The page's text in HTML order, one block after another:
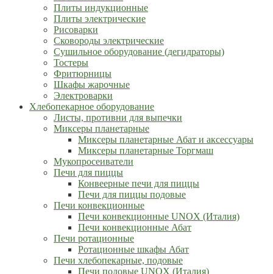
Плиты индукционные
Плиты электрические
Рисоварки
Сковороды электрические
Сушильное оборудование (дегидраторы)
Тостеры
Фритюрницы
Шкафы жарочные
Электроварки
Хлебопекарное оборудование
Листы, противни для выпечки
Миксеры планетарные
Миксеры планетарные Абат и аксессуары
Миксеры планетарные Торгмаш
Мукопросеиватели
Печи для пиццы
Конвеерные печи для пиццы
Печи для пиццы подовые
Печи конвекционные
Печи конвекционные UNOX (Италия)
Печи конвекционные Абат
Печи ротационные
Ротационные шкафы Абат
Печи хлебопекарные, подовые
Печи подовые UNOX (Италия)